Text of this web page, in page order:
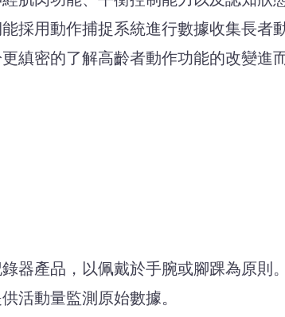
採用動作捕捉系統進行數據收集長
縝密的了解高齡者動作功能的改變進
器產品，以佩戴於手腕或腳踝為原則。
活動量監測原始數據。